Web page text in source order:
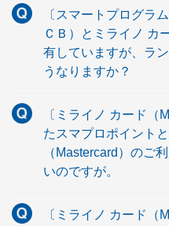
〔スマートプログラ
ＣＢ）とミライノ カ
有していますが、ラ
うなりますか？
〔ミライノ カード（
たスマプロポイント
（Mastercard）のご
いのですが。
〔ミライノ カード（